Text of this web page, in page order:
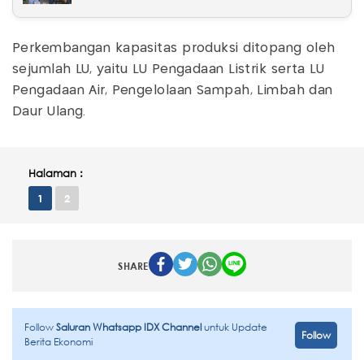
Perkembangan kapasitas produksi ditopang oleh
sejumlah LU, yaitu LU Pengadaan Listrik serta LU
Pengadaan Air, Pengelolaan Sampah, Limbah dan
Daur Ulang.
Halaman :
1 2
SHARE
FollowSaluran Whatsapp IDX Channeluntuk Update
Berita Ekonomi
Follow